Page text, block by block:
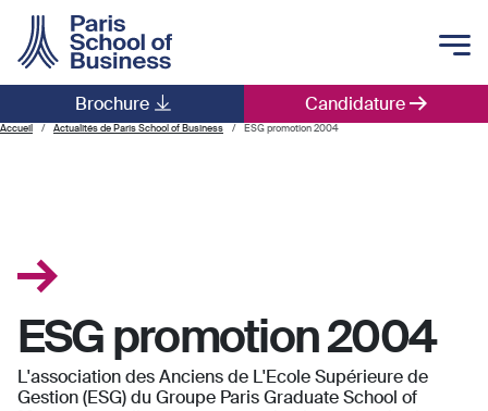
Candidature
Brochure
Main navigation
Accueil Actualités de Paris School of Business ESG promotion 2004
ESG promotion 2004
L'association des Anciens de L'Ecole Supérieure de
Gestion (ESG) du Groupe Paris Graduate School of